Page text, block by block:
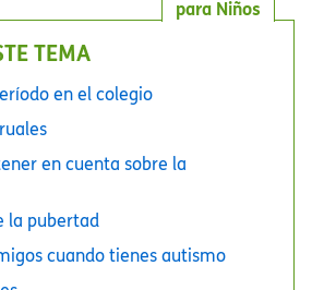
para Niños
TEMA
en el colegio
en cuenta sobre la
la pubertad
cuando tienes autismo